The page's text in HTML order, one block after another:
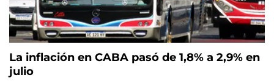
La inflación en CABA pasó de 1,8% a 2,9% en
julio